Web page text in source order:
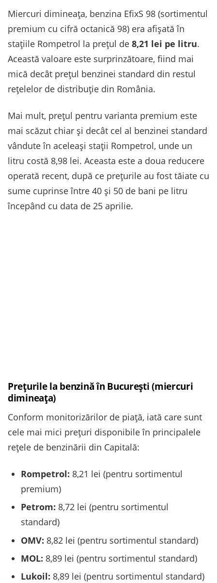
Miercuri dimineața, benzina EfixS 98 (sortimentul
premium cu cifră octanică 98) era afișată în
stațiile Rompetrol la prețul de 8,21 lei pe litru.
Această valoare este surprinzătoare, fiind mai
mică decât prețul benzinei standard din restul
rețelelor de distribuție din România.
Mai mult, prețul pentru varianta premium este
mai scăzut chiar și decât cel al benzinei standard
vândute în aceleași stații Rompetrol, unde un
litru costă 8,98 lei. Aceasta este a doua reducere
operată recent, după ce prețurile au fost tăiate cu
sume cuprinse între 40 și 50 de bani pe litru
începând cu data de 25 aprilie.
Prețurile la benzină în București (miercuri
dimineața)
Conform monitorizărilor de piață, iată care sunt
cele mai mici prețuri disponibile în principalele
rețele de benzinării din Capitală:
Rompetrol: 8,21 lei (pentru sortimentul
premium)
Petrom: 8,72 lei (pentru sortimentul
standard)
OMV: 8,82 lei (pentru sortimentul standard)
MOL: 8,89 lei (pentru sortimentul standard)
Lukoil: 8,89 lei (pentru sortimentul standard)